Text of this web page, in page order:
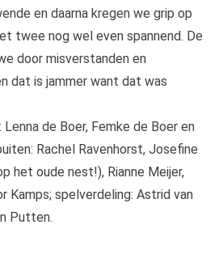
en daarna kregen we grip op
twee nog wel even spannend. De
door misverstanden en
dat is jammer want dat was
Lenna de Boer, Femke de Boer en
Rachel Ravenhorst, Josefine
het oude nest!), Rianne Meijer,
Kamps; spelverdeling: Astrid van
Putten.